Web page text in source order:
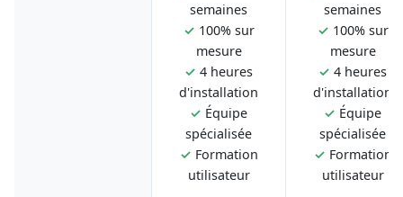
semaines
✓ 100% sur
mesure
✓ 4 heures
d'installation
✓ Équipe
spécialisée
✓ Formation
utilisateur
semaines
✓ 100% sur
mesure
✓ 4 heures
d'installation
✓ Équipe
spécialisée
✓ Formation
utilisateur